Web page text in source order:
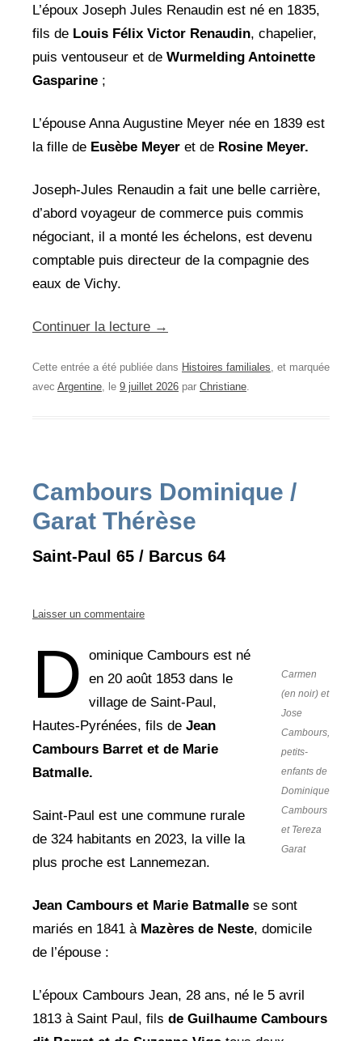
L’époux Joseph Jules Renaudin est né en 1835,
fils de Louis Félix Victor Renaudin, chapelier,
puis ventouseur et de Wurmelding Antoinette
Gasparine ;
L’épouse Anna Augustine Meyer née en 1839 est
la fille de Eusèbe Meyer et de Rosine Meyer.
Joseph-Jules Renaudin a fait une belle carrière,
d’abord voyageur de commerce puis commis
négociant, il a monté les échelons, est devenu
comptable puis directeur de la compagnie des
eaux de Vichy.
Continuer la lecture →
Cette entrée a été publiée dans Histoires familiales, et marquée
avec Argentine, le 9 juillet 2026 par Christiane.
Cambours Dominique /
Garat Thérèse
Saint-Paul 65 / Barcus 64
Laisser un commentaire
Carmen
(en noir) et
Jose
Cambours,
petits-
enfants de
Dominique
Cambours
et Tereza
Garat
D
ominique Cambours est né
en 20 août 1853 dans le
village de Saint-Paul,
Hautes-Pyrénées, fils de Jean
Cambours Barret et de Marie
Batmalle.
Saint-Paul est une commune rurale
de 324 habitants en 2023, la ville la
plus proche est Lannemezan.
Jean Cambours et Marie Batmalle se sont
mariés en 1841 à Mazères de Neste, domicile
de l’épouse :
L’époux Cambours Jean, 28 ans, né le 5 avril
1813 à Saint Paul, fils de Guilhaume Cambours